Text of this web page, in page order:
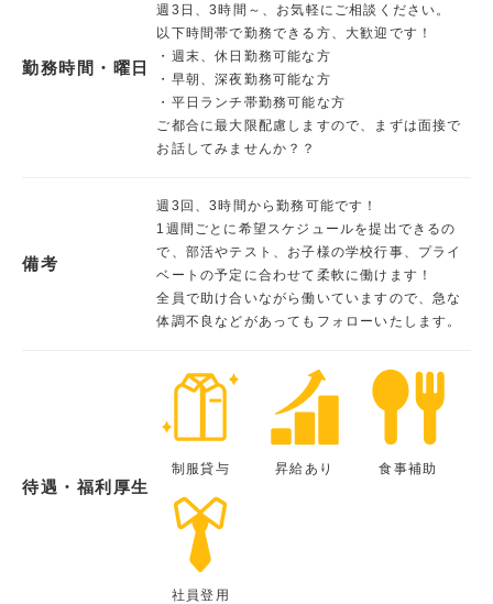
勤務時間・曜日
週3日、3時間～、お気軽にご相談ください。
以下時間帯で勤務できる方、大歓迎です！
・週末、休日勤務可能な方
・早朝、深夜勤務可能な方
・平日ランチ帯勤務可能な方
ご都合に最大限配慮しますので、まずは面接で
お話してみませんか？？
備考
週3回、3時間から勤務可能です！
1週間ごとに希望スケジュールを提出できるの
で、部活やテスト、お子様の学校行事、プライ
ベートの予定に合わせて柔軟に働けます！
全員で助け合いながら働いていますので、急な
体調不良などがあってもフォローいたします。
待遇・福利厚生
制服貸与 昇給あり 食事補助
社員登用